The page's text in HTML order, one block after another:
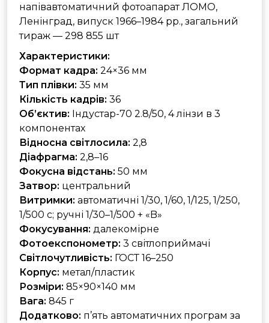
напівавтоматичний фотоапарат ЛОМО,
Ленінград, випуск 1966–1984 рр., загальний
тираж — 298 855 шт
Характеристики:
Формат кадра: 24×36 мм
Тип плівки: 35 мм
Кількість кадрів: 36
Об’єктив: Індустар-70 2.8/50, 4 лінзи в 3
компонентах
Відносна світлосила: 2,8
Діафрагма: 2,8–16
Фокусна відстань: 50 мм
Затвор: центральний
Витримки: автоматичні 1/30, 1/60, 1/125, 1/250,
1/500 с; ручні 1/30–1/500 + «B»
Фокусування: далекомірне
Фотоекспонометр: 3 світлоприймачі
Світлочутливість: ГОСТ 16–250
Корпус: метал/пластик
Розміри: 85×90×140 мм
Вага: 845 г
Додатково: п’ять автоматичних програм за